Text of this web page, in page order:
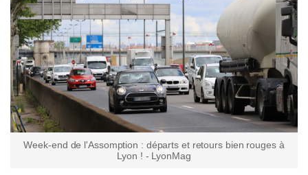
Week-end de l'Assomption : départs et retours bien rouges à
Lyon ! - LyonMag